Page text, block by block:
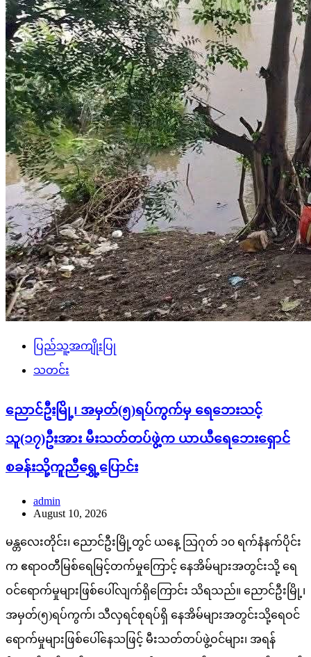
ပြည်သူ့အကျိုးပြု
သတင်း
ညောင်ဦးမြို့၊ အမှတ်(၅)ရပ်ကွက်မှ ရေဘေးသင့်
သူ(၁၇)ဦးအား မီးသတ်တပ်ဖွဲ့က ယာယီရေဘေးရှောင်
စခန်းသို့ကူညီရွှေ့ပြောင်း
admin
August 10, 2026
မန္တလေးတိုင်း၊ ညောင်ဦးမြို့တွင် ယနေ့ သြဂုတ် ၁၀ ရက်နံနက်ပိုင်း
က ဧရာဝတီမြစ်ရေမြင့်တက်မှုကြောင့် နေအိမ်များအတွင်းသို့ ရေ
ဝင်ရောက်မှုများဖြစ်ပေါ်လျက်ရှိကြောင်း သိရသည်။ ညောင်ဦးမြို့၊
အမှတ်(၅)ရပ်ကွက်၊ သီလှရင်စုရပ်ရှိ နေအိမ်များအတွင်းသို့ရေဝင်
ရောက်မှုများဖြစ်ပေါ်နေသဖြင့် မီးသတ်တပ်ဖွဲ့ဝင်များ၊ အရန်